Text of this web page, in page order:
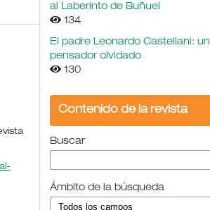
al Laberinto de Buñuel
134
El padre Leonardo Castellani: un
pensador olvidado
130
Contenido de la revista
Buscar
Ámbito de la búsqueda